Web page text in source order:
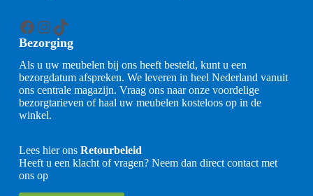
Facebook
Instagram
TikTok
Bezorging
Als u uw meubelen bij ons heeft besteld, kunt u een
bezorgdatum afspreken. We leveren in heel Nederland vanuit
ons centrale magazijn. Vraag ons naar onze voordelige
bezorgtarieven of haal uw meubelen kosteloos op in de
winkel.
Lees hier ons Retourbeleid
Heeft u een klacht of vragen? Neem dan direct contact met
ons op